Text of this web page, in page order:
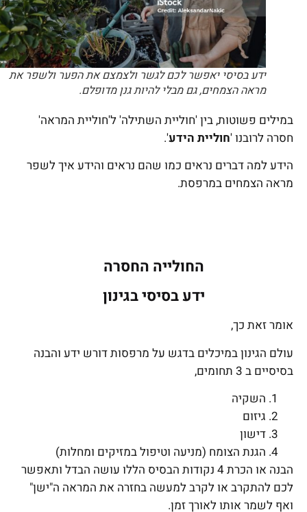
ידע בסיסי יאפשר לכם לגשר ולצמצם את הפער ולשפר את
מראה הצמחים, גם מבלי להיות גנן מדופלם.
במילים פשוטות, בין 'חוליית השתילה' ל'חוליית המראה'
חסרה לרובנו 'חוליית הידע'.
הידע למה דברים נראים כמו שהם נראים והידע איך לשפר
מראה הצמחים במרפסת.
החולייה החסרה
ידע בסיסי בגינון
אומר זאת כך,
עולם הגינון במיכלים בדגש על מרפסות דורש ידע והבנה
בסיסיים ב 3 תחומים,
השקיה
גיזום
דישון
הגנת הצומח (מניעה וטיפול במזיקים ומחלות)
הבנה או הכרת 4 נקודות הבסיס הללו עושה הבדל ותאפשר
לכם להתקרב או לקרב למעשה בחזרה את המראה ה"ישן"
ואף לשמר אותו לאורך זמן.